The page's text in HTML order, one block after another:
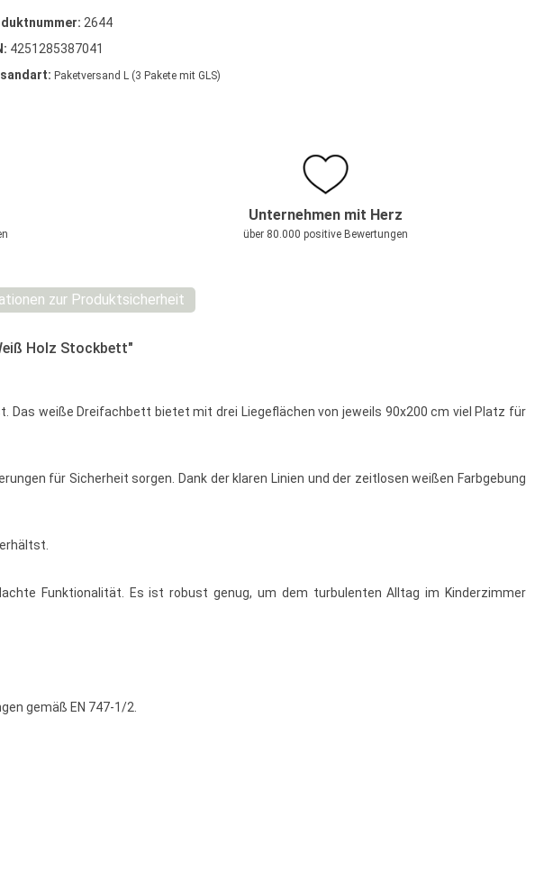
2644
4251285387041
Paketversand L (3 Pakete mit GLS)
Unternehmen mit Herz
über 80.000 positive Bewertungen
zur Produktsicherheit
Holz Stockbett"
weiße Dreifachbett bietet mit drei Liegeflächen von jeweils 90x200 cm viel Platz für
für Sicherheit sorgen. Dank der klaren Linien und der zeitlosen weißen Farbgebung
Funktionalität. Es ist robust genug, um dem turbulenten Alltag im Kinderzimmer
gemäß EN 747-1/2.